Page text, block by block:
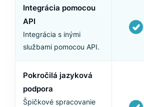
Integrácia pomocou
API
Integrácia s inými
službami pomocou API.
Pokročilá jazyková
podpora
Špičkové spracovanie